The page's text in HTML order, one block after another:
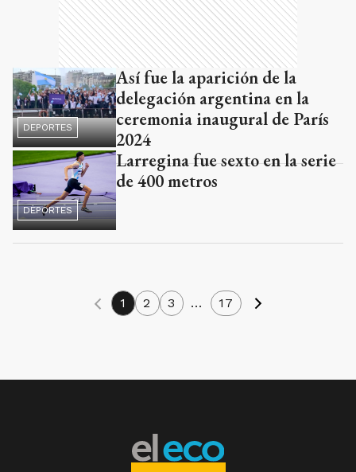
DEPORTES
Así fue la aparición de la
delegación argentina en la
ceremonia inaugural de París
2024
DEPORTES
Larregina fue sexto en la serie
de 400 metros
SUSCRIBITE